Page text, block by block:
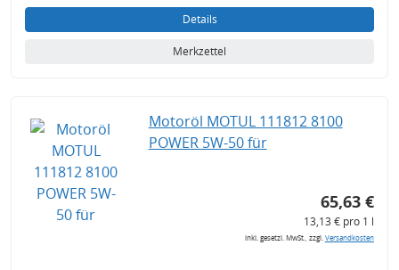
Details
Merkzettel
Motoröl MOTUL 111812 8100
POWER 5W-50 für
65,63 €
13,13 € pro 1 l
inkl. gesetzl. MwSt., zzgl.Versandkosten